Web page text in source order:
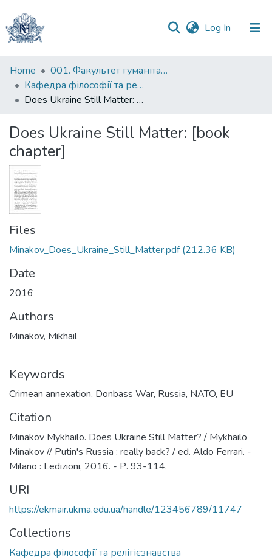
Log In (current)
Communities
&
Collections
Statistics
Home
001. Факультет гуманітарних наук
Кафедра філософії та релігієзнавства
Does Ukraine Still Matter: [book chapter]
Does Ukraine Still Matter: [book
chapter]
Files
Minakov_Does_Ukraine_Still_Matter.pdf(212.36 KB)
Date
2016
Authors
Minakov, Mikhail
Keywords
Crimean annexation, Donbass War, Russia, NATO, EU
Citation
Minakov Mykhailo. Does Ukraine Still Matter? / Mykhailo
Minakov // Putin's Russia : really back? / ed. Aldo Ferrari. -
Milano : Ledizioni, 2016. - Р. 93-114.
URI
https://ekmair.ukma.edu.ua/handle/123456789/11747
Collections
Кафедра філософії та релігієзнавства